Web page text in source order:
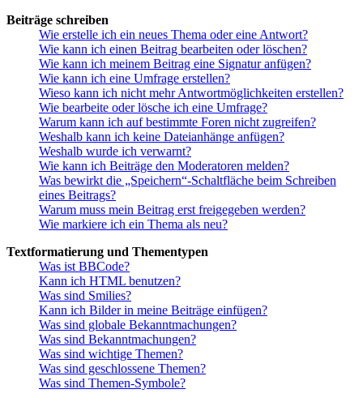
Beiträge schreiben
Wie erstelle ich ein neues Thema oder eine Antwort?
Wie kann ich einen Beitrag bearbeiten oder löschen?
Wie kann ich meinem Beitrag eine Signatur anfügen?
Wie kann ich eine Umfrage erstellen?
Wieso kann ich nicht mehr Antwortmöglichkeiten erstellen?
Wie bearbeite oder lösche ich eine Umfrage?
Warum kann ich auf bestimmte Foren nicht zugreifen?
Weshalb kann ich keine Dateianhänge anfügen?
Weshalb wurde ich verwarnt?
Wie kann ich Beiträge den Moderatoren melden?
Was bewirkt die „Speichern“-Schaltfläche beim Schreiben
eines Beitrags?
Warum muss mein Beitrag erst freigegeben werden?
Wie markiere ich ein Thema als neu?
Textformatierung und Thementypen
Was ist BBCode?
Kann ich HTML benutzen?
Was sind Smilies?
Kann ich Bilder in meine Beiträge einfügen?
Was sind globale Bekanntmachungen?
Was sind Bekanntmachungen?
Was sind wichtige Themen?
Was sind geschlossene Themen?
Was sind Themen-Symbole?